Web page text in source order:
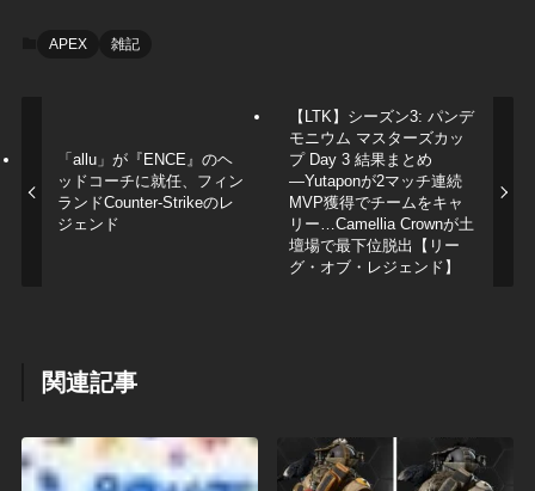
APEX 雑記
「allu」が『ENCE』のヘ
ッドコーチに就任、フィン
ランドCounter-Strikeのレ
ジェンド
【LTK】シーズン3: パンデ
モニウム マスターズカッ
プ Day 3 結果まとめ
―Yutaponが2マッチ連続
MVP獲得でチームをキャ
リー…Camellia Crownが土
壇場で最下位脱出【リー
グ・オブ・レジェンド】
関連記事